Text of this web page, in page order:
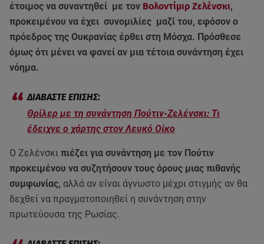
έτοιμος να συναντηθεί με τον Βολοντίμιρ Ζελένσκι,
προκειμένου να έχει συνομιλίες μαζί του, εφόσον ο
πρόεδρος της Ουκρανίας έρθει στη Μόσχα. Πρόσθεσε
όμως ότι μένει να φανεί αν μια τέτοια συνάντηση έχει
νόημα.
Θρίλερ με τη συνάντηση Πούτιν-Ζελένσκι: Τι
έδειχνε ο χάρτης στον Λευκό Οίκο
Ο Ζελένσκι πιέζει για συνάντηση με τον Πούτιν
προκειμένου να συζητήσουν τους όρους μιας πιθανής
συμφωνίας, αλλά αν είναι άγνωστο μέχρι στιγμής αν θα
δεχθεί να πραγματοποιηθεί η συνάντηση στην
πρωτεύουσα της Ρωσίας.